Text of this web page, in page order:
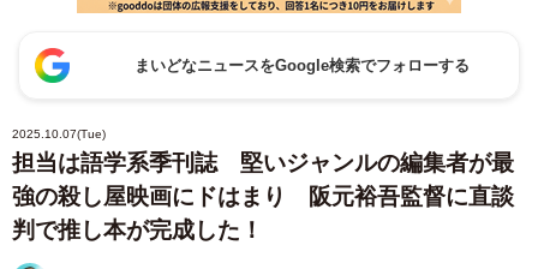
まいどなニュースをGoogle検索でフォローする
2025.10.07(Tue)
担当は語学系季刊誌 堅いジャンルの編集者が最
強の殺し屋映画にドはまり 阪元裕吾監督に直談
判で推し本が完成した！